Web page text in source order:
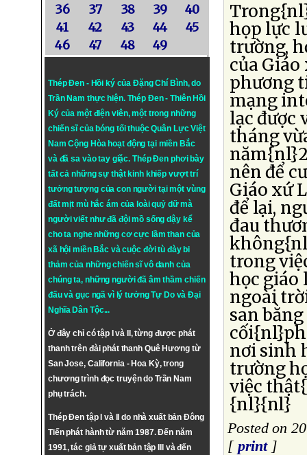
36
37 38 39
40
41
42 43 44
45
46
47 48 49
Thép Đen - Hồi ký của Đặng Chí Bình, do
Trần Nam thực hiện. Thép Đen- Thiên Hồi
Ký của một điện viên, một trong những
chiến sĩ của bóng tối thuộc Quân Lực Việt
Nam Cộng Hòa hoạt động tại miền Bắc
và đã sa vào tay giặc. Thép Đen phơi bày
tất cả những sự thật kinh khiếp vượt trí
tưởng tượng của con người tại một vùng
đất mịt mù hắc ám của loài quỷ dữ mà
người viết như đã đội mồ sống dậy kể
cho ta nghe những cơ cực lầm than của
xã hội miền Bắc và cuộc đời tù đày bi
thảm của những chiến sĩ vô danh của
chúng ta, những người đã âm thầm chiến
đấu và gục ngã vì lý tưởngTự DovàĐại
Nghĩa Dân Tộc...
Ở đây chỉ có tập I và II, từng được phát
thanh trên đài phát thanh Quê Hương từ
San Jose, California - Hoa Kỳ, trong
chương trình đọc truyện do Trần Nam
phụ trách.
Thép Đen tập I và II do nhà xuất bản Đông
Tiến phát hành từ năm 1987. Đến năm
1991, tác giả tự xuất bản tập III và đến
họp lực
trường,
của
phương
mạng
lạc được
tháng
nên để
Giáo xứ
để lại,
đau
trong
học giáo
ngoài
san
nơi sinh
trường
việc
{nl}{nl}
Posted on
[ print]